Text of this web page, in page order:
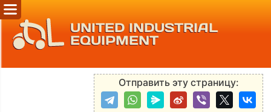
UNITED INDUSTRIAL
EQUIPMENT
Отправить эту страницу: